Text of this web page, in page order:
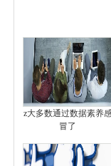
z大多数通过数据素养
冒了